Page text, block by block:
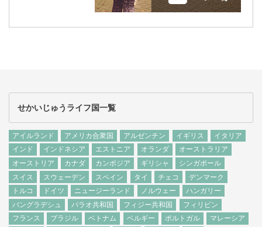
せかいじゅうライフ国一覧
アイルランド アメリカ合衆国 アルゼンチン イギリス
イタリア
インド
インドネシア エストニア オランダ
オーストラリア
オーストリア
カナダ カンボジア ギリシャ
シンガポール
スイス
スウェーデン スペイン タイ チェコ
デンマーク
トルコ
ドイツ ニュージーランド ノルウェー
ハンガリー
バングラデシュ
パラオ共和国 フィジー共和国
フィリピン
フランス
ブラジル ベトナム ベルギー ポルトガル
マレーシア